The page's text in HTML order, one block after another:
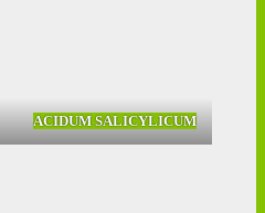
ACIDUM SALICYLICUM